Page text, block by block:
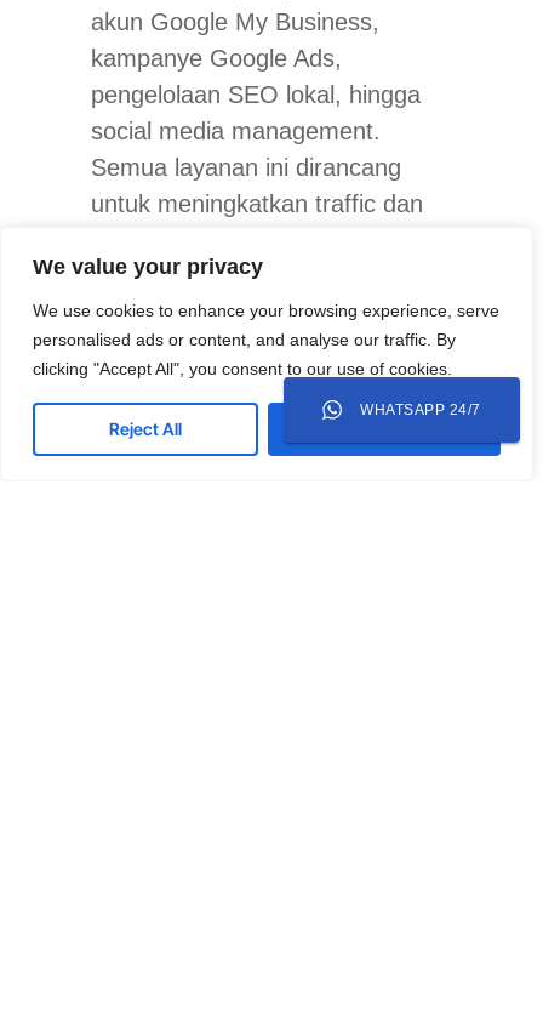
We value your privacy
We use cookies to enhance your browsing experience, serve
personalised ads or content, and analyse our traffic. By
clicking "Accept All", you consent to our use of cookies.
Reject All
akun Google My Business,
kampanye Google Ads,
pengelolaan SEO lokal, hingga
social media management.
Semua layanan ini dirancang
untuk meningkatkan traffic dan
waktu singkat.
Tertarik untuk menggunakan jasa
penulisan artikel SEO?
Konsultasi dengan
Mediamaz
Creative
dan dapatkan solusi
WHATSAPP 24/7